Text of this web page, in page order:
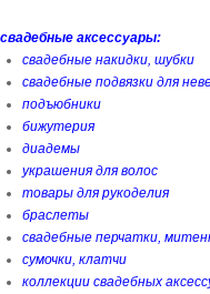
свадебные аксессуары:
свадебные накидки, шубки
свадебные подвязки для
подъюбники
бижутерия
диадемы
украшения для волос
товары для рукоделия
браслеты
свадебные перчатки,
сумочки, клатчи
коллекции свадебных